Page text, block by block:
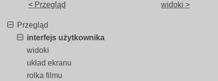
< Przegląd widoki >
Przegląd
interfejs użytkownika
widoki
układ ekranu
rolka filmu